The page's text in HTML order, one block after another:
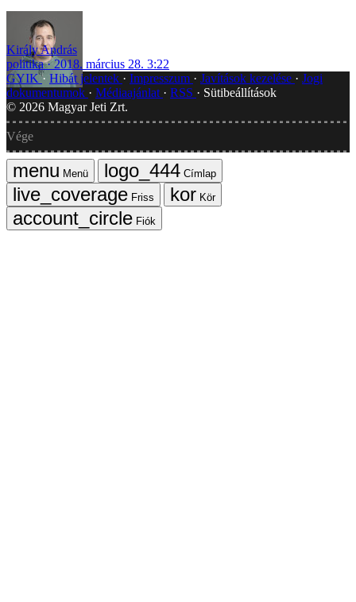
Király András
politika
2018. március 28. 3:22
GYIK Hibát jelentek Impresszum Javítások kezelése
Jogi
dokumentumok
Médiaajánlat RSS
Sütibeállítások
© 2026 Magyar Jeti Zrt.
Vége
Menü
Címlap
Friss
Kör
Fiók